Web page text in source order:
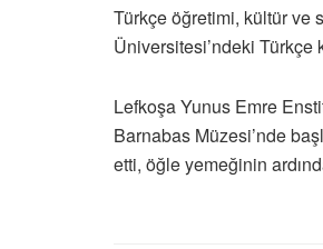
Türkçe öğretimi, kültür ve
Üniversitesi’ndeki
Lefkoşa Yunus Emre
Barnabas Müzesi’nde
etti, öğle yemeğinin